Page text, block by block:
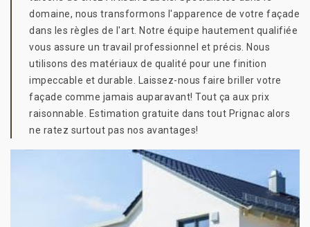
domaine, nous transformons l'apparence de votre façade
dans les règles de l'art. Notre équipe hautement qualifiée
vous assure un travail professionnel et précis. Nous
utilisons des matériaux de qualité pour une finition
impeccable et durable. Laissez-nous faire briller votre
façade comme jamais auparavant! Tout ça aux prix
raisonnable. Estimation gratuite dans tout Prignac alors
ne ratez surtout pas nos avantages!